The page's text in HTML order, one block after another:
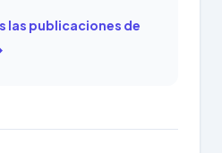
las publicaciones de